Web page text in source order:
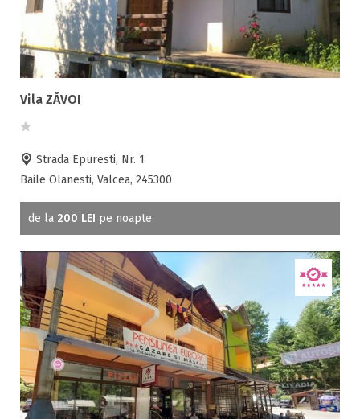
Vila ZĂVOI
Strada Epuresti, Nr. 1
Baile Olanesti, Valcea, 245300
de la 200 LEI pe noapte